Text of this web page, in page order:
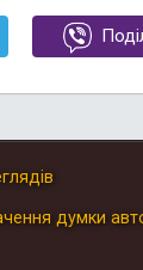
думки